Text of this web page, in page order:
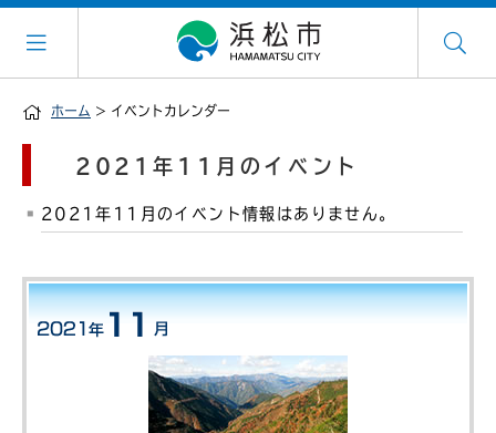
ホーム > イベントカレンダー
2021年11月のイベント
2021年11月のイベント情報はありません。